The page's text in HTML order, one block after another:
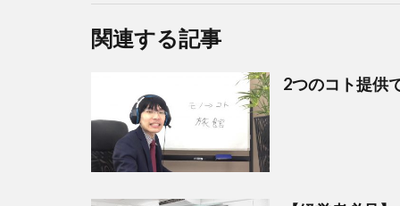
関連する記事
2つのコト提供